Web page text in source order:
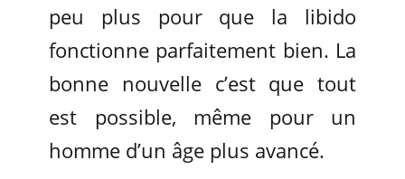
peu plus pour que la libido
fonctionne parfaitement bien. La
bonne nouvelle c’est que tout
est possible, même pour un
homme d’un âge plus avancé.